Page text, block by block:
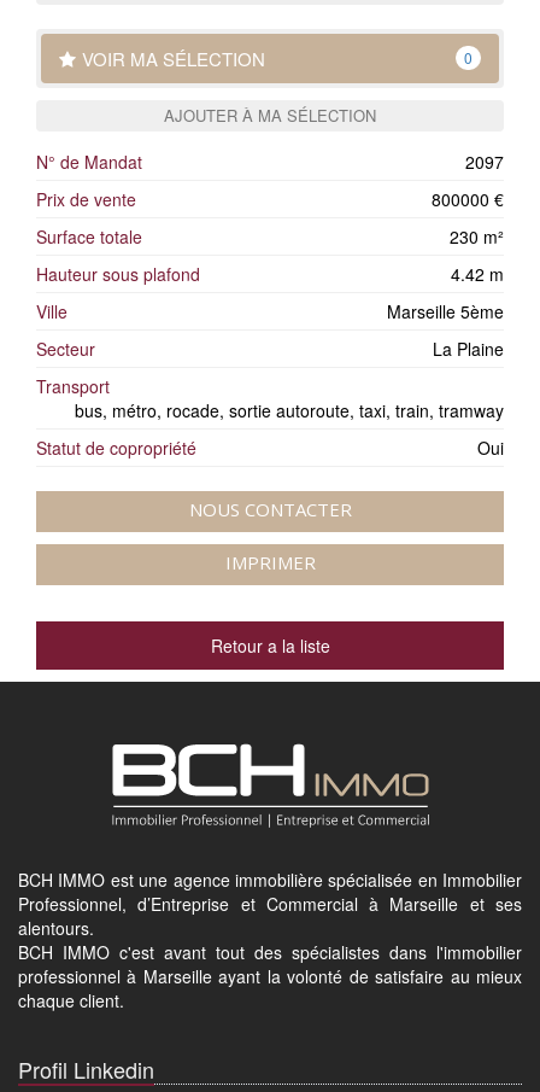
VOIR MA SÉLECTION 0
AJOUTER À MA SÉLECTION
N° de Mandat
2097
Prix de vente
800000 €
Surface totale
230 m²
Hauteur sous plafond
4.42 m
Ville
Marseille 5ème
Secteur
La Plaine
Transport
bus, métro, rocade, sortie autoroute, taxi, train, tramway
Statut de copropriété
Oui
NOUS CONTACTER
IMPRIMER
Retour a la liste
BCH IMMO est une agence immobilière spécialisée en Immobilier
Professionnel, d’Entreprise et Commercial à Marseille et ses
alentours.
BCH IMMO c'est avant tout des spécialistes dans l'immobilier
professionnel à Marseille ayant la volonté de satisfaire au mieux
chaque client.
Profil Linkedin